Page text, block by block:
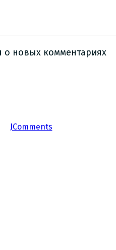
о новых комментариях
JComments